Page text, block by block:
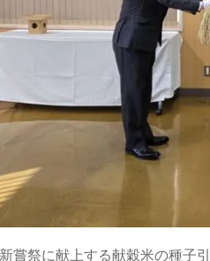
嘗祭に献上する献穀米の種子